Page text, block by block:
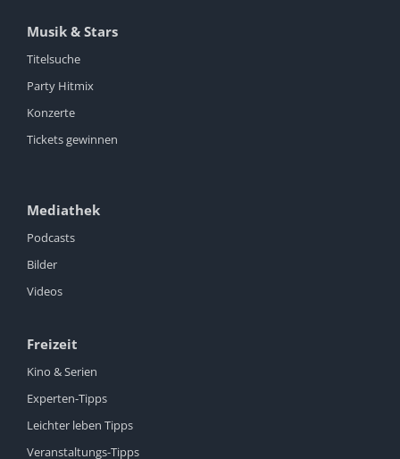
Musik & Stars
Titelsuche
Party Hitmix
Konzerte
Tickets gewinnen
Mediathek
Podcasts
Bilder
Videos
Freizeit
Kino & Serien
Experten-Tipps
Leichter leben Tipps
Veranstaltungs-Tipps